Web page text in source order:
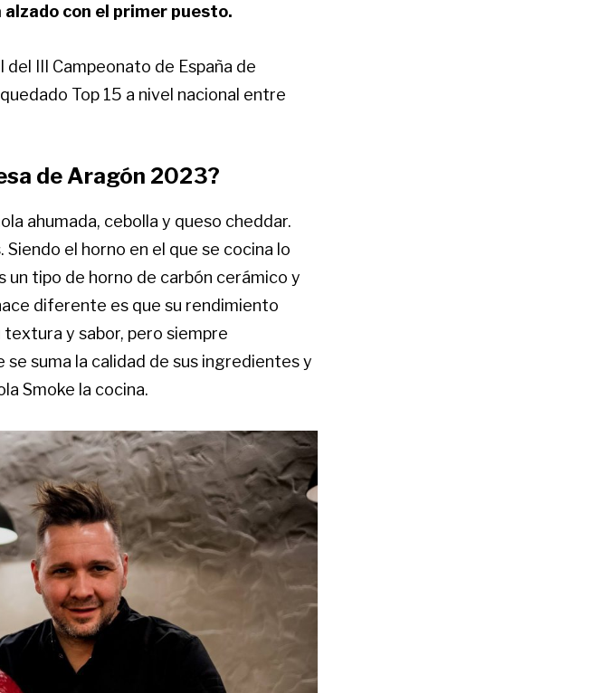
alzado con el primer puesto.
III Campeonato de España de
Top 15 a nivel nacional entre
de Aragón 2023?
ahumada, cebolla y queso cheddar.
el horno en el que se cocina lo
un tipo de horno de carbón cerámico y
diferente es que su rendimiento
y sabor, pero siempre
suma la calidad de sus ingredientes y
Smoke la cocina.